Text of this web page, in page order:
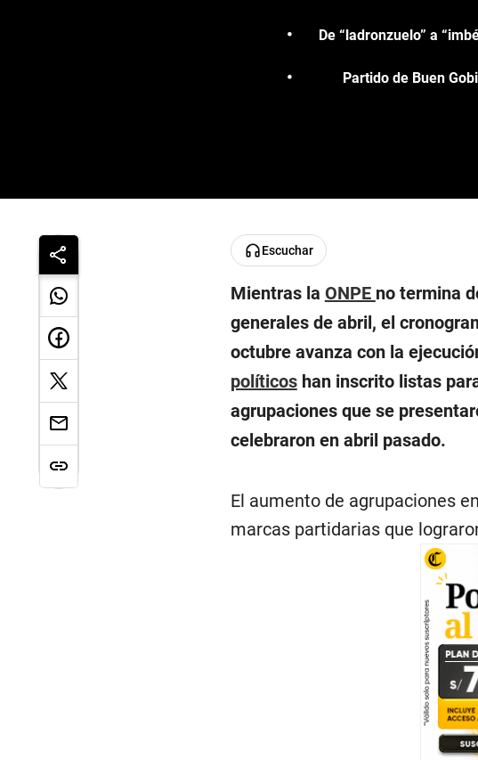
De “ladronzuelo” a
Partido de Buen
Escuchar
Mientras la ONPE no termina
generales de abril, el
octubre avanza con la
políticoshan inscrito listas
agrupaciones que se
celebraron en abril pasado.
El aumento de agrupaciones
marcas partidarias que